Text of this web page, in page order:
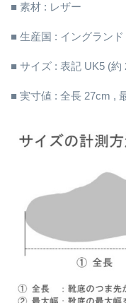
■ 素材 : レザー
■ 生産国 : イングランド
■ サイズ : 表記 UK5 (
■ 実寸値 : 全長 27cm ,